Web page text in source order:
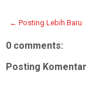
← Posting Lebih Baru
0 comments:
Posting Komentar